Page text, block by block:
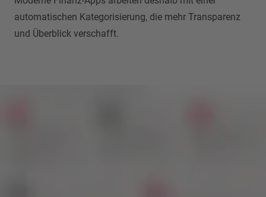
automatischen Kategorisierung, die mehr Transparenz
und Überblick verschafft.